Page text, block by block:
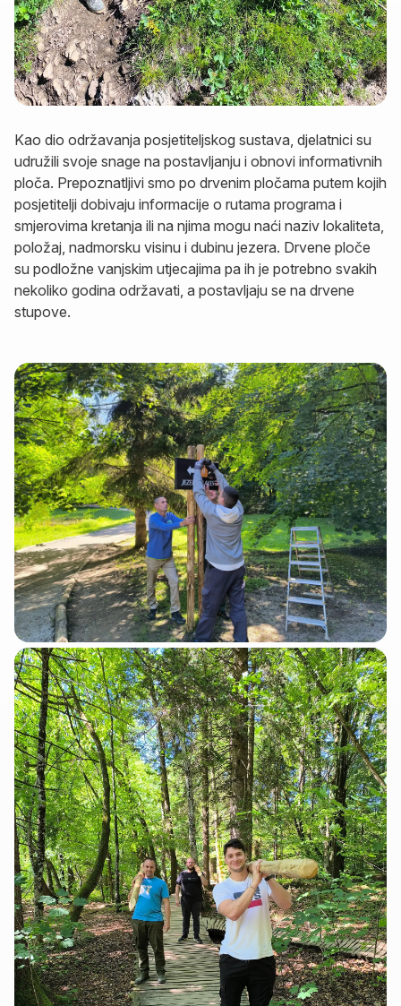
Kao dio održavanja posjetiteljskog sustava, djelatnici su
udružili svoje snage na postavljanju i obnovi informativnih
ploča. Prepoznatljivi smo po drvenim pločama putem kojih
posjetitelji dobivaju informacije o rutama programa i
smjerovima kretanja ili na njima mogu naći naziv lokaliteta,
položaj, nadmorsku visinu i dubinu jezera. Drvene ploče
su podložne vanjskim utjecajima pa ih je potrebno svakih
nekoliko godina održavati, a postavljaju se na drvene
stupove.